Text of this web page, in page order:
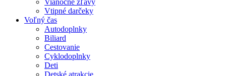
Vtipné darčeky
Voľný čas
Autodoplnky
Biliard
Cestovanie
Cyklodoplnky
Deti
Detské atrakcie